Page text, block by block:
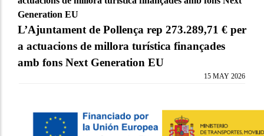
Generation EU
L’Ajuntament de Pollença rep 273.289,71 € per
a actuacions de millora turística finançades
amb fons Next Generation EU
15 MAY 2026